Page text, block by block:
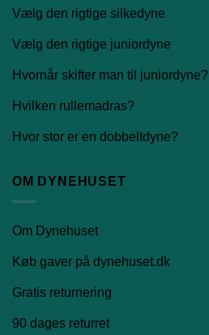
Vælg den rigtige silkedyne
Vælg den rigtige juniordyne
Hvornår skifter man til juniordyne?
Hvilken rullemadras?
Hvor stor er en dobbeltdyne?
OM DYNEHUSET
Om Dynehuset
Køb gaver på dynehuset.dk
Gratis returnering
90 dages returret